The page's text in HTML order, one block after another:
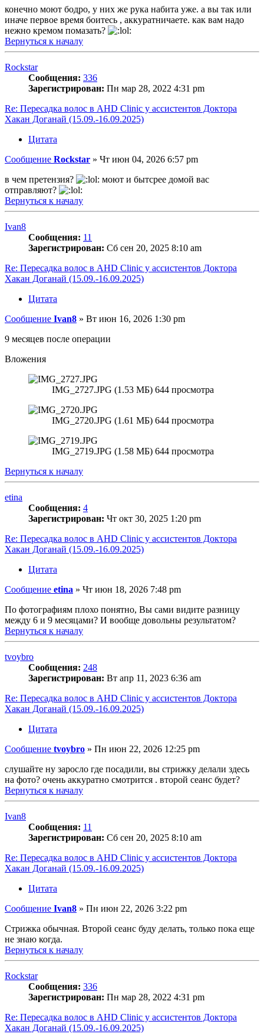
конечно моют бодро, у них же рука набита уже. а вы так или
иначе первое время боитесь , аккуратничаете. как вам надо
нежно кремом помазать?
Вернуться к началу
Rockstar
Сообщения: 336
Зарегистрирован: Пн мар 28, 2022 4:31 pm
Re: Пересадка волос в AHD Clinic у ассистентов Доктора
Хакан Доганай (15.09.-16.09.2025)
Цитата
Сообщение Rockstar » Чт июн 04, 2026 6:57 pm
в чем претензия?
моют и бытсрее домой вас
отправляют?
Вернуться к началу
Ivan8
Сообщения: 11
Зарегистрирован: Сб сен 20, 2025 8:10 am
Re: Пересадка волос в AHD Clinic у ассистентов Доктора
Хакан Доганай (15.09.-16.09.2025)
Цитата
Сообщение Ivan8 » Вт июн 16, 2026 1:30 pm
9 месяцев после операции
Вложения
IMG_2727.JPG (1.53 МБ) 644 просмотра
IMG_2720.JPG (1.61 МБ) 644 просмотра
IMG_2719.JPG (1.58 МБ) 644 просмотра
Вернуться к началу
etina
Сообщения: 4
Зарегистрирован: Чт окт 30, 2025 1:20 pm
Re: Пересадка волос в AHD Clinic у ассистентов Доктора
Хакан Доганай (15.09.-16.09.2025)
Цитата
Сообщение etina » Чт июн 18, 2026 7:48 pm
По фотографиям плохо понятно, Вы сами видите разницу
между 6 и 9 месяцами? И вообще довольны результатом?
Вернуться к началу
tvoybro
Сообщения: 248
Зарегистрирован: Вт апр 11, 2023 6:36 am
Re: Пересадка волос в AHD Clinic у ассистентов Доктора
Хакан Доганай (15.09.-16.09.2025)
Цитата
Сообщение tvoybro » Пн июн 22, 2026 12:25 pm
слушайте ну заросло где посадили, вы стрижку делали здесь
на фото? очень аккуратно смотрится . второй сеанс будет?
Вернуться к началу
Ivan8
Сообщения: 11
Зарегистрирован: Сб сен 20, 2025 8:10 am
Re: Пересадка волос в AHD Clinic у ассистентов Доктора
Хакан Доганай (15.09.-16.09.2025)
Цитата
Сообщение Ivan8 » Пн июн 22, 2026 3:22 pm
Стрижка обычная. Второй сеанс буду делать, только пока еще
не знаю когда.
Вернуться к началу
Rockstar
Сообщения: 336
Зарегистрирован: Пн мар 28, 2022 4:31 pm
Re: Пересадка волос в AHD Clinic у ассистентов Доктора
Хакан Доганай (15.09.-16.09.2025)